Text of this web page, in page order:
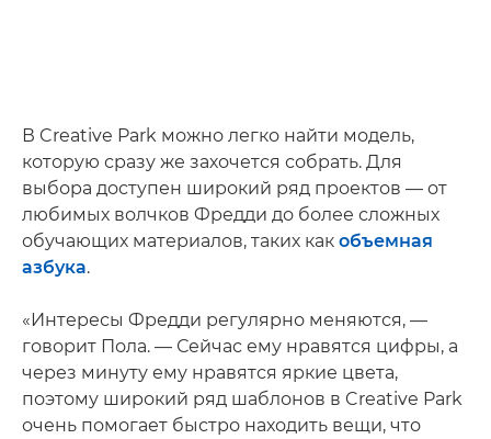
В Creative Park можно легко найти модель,
которую сразу же захочется собрать. Для
выбора доступен широкий ряд проектов — от
любимых волчков Фредди до более сложных
обучающих материалов, таких как объемная
азбука.
«Интересы Фредди регулярно меняются, —
говорит Пола. — Сейчас ему нравятся цифры, а
через минуту ему нравятся яркие цвета,
поэтому широкий ряд шаблонов в Creative Park
очень помогает быстро находить вещи, что